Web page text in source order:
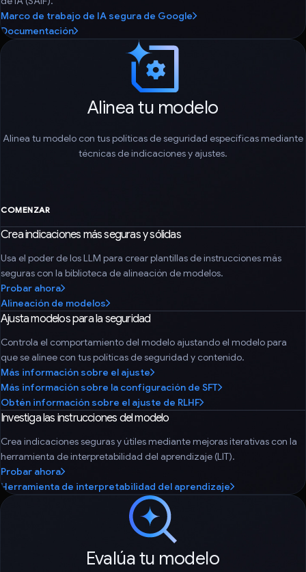
Marco de trabajo de IA segura de Google
Documentación
Alinea tu modelo
Alinea tu modelo con tus políticas de seguridad específicas mediante
técnicas de indicaciones y ajustes.
COMENZAR
Crea indicaciones más seguras y sólidas
Usa el poder de los LLM para crear plantillas de instrucciones más
seguras con la biblioteca de alineación de modelos.
Probar ahora
Alineación de modelos
Ajusta modelos para la seguridad
Controla el comportamiento del modelo ajustando el modelo para
que se alinee con tus políticas de seguridad y contenido.
Más información sobre el ajuste
Más información sobre la configuración de SFT
Obtén información sobre el ajuste de RLHF
Investiga las instrucciones del modelo
Crea indicaciones seguras y útiles mediante mejoras iterativas con la
herramienta de interpretabilidad del aprendizaje (LIT).
Probar ahora
Herramienta de interpretabilidad del aprendizaje
Evalúa tu modelo